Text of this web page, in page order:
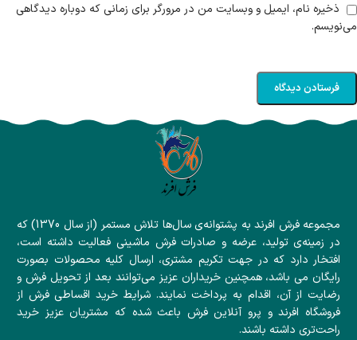
ذخیره نام، ایمیل و وبسایت من در مرورگر برای زمانی که دوباره دیدگاهی
می‌نویسم.
مجموعه فرش افرند به پشتوانه‌ی سال‌ها تلاش مستمر (از سال 1370) که
در زمینه‌ی تولید، عرضه و صادرات فرش ماشینی فعالیت داشته است،
افتخار دارد که در جهت تکریم مشتری، ارسال کلیه محصولات بصورت
رایگان می باشد، همچنین خریداران عزیز می‌توانند بعد از تحویل فرش و
رضایت از آن، اقدام به پرداخت نمایند. شرایط خرید اقساطی فرش از
فروشگاه افرند و پرو آنلاین فرش باعث شده که مشتریان عزیز خرید
راحت‌تری داشته باشند.